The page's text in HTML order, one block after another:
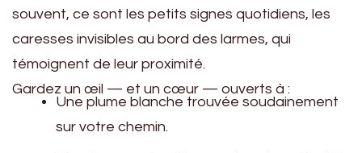
souvent, ce sont les petits signes quotidiens, les
caresses invisibles au bord des larmes, qui
témoignent de leur proximité.
Gardez un œil — et un cœur — ouverts à :
Une plume blanche trouvée soudainement
sur votre chemin.